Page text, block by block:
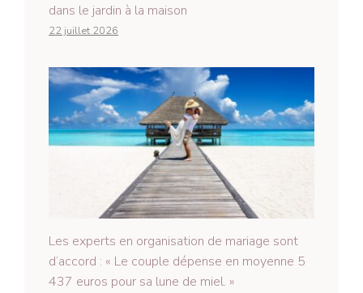
dans le jardin à la maison
22 juillet 2026
Les experts en organisation de mariage sont
d’accord : « Le couple dépense en moyenne 5
437 euros pour sa lune de miel. »